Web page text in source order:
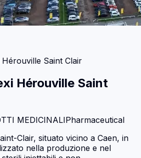
Hérouville Saint Clair
Hérouville Saint
MEDICINALIPharmaceutical
Clair, situato vicino a Caen, in
nella produzione e nel